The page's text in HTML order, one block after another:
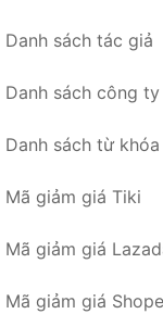
Danh sách tác giả
Danh sách công ty
Danh sách từ khóa
Mã giảm giá Tiki
Mã giảm giá
Mã giảm giá